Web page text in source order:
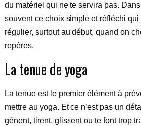
du matériel qui ne te servira pas. Dans
souvent ce choix simple et réfléchi qui
régulier, surtout au début, quand on
repères.
La tenue de yoga
La tenue est le premier élément à
mettre au yoga. Et ce n’est pas un
gênent, tirent, glissent ou te font trop